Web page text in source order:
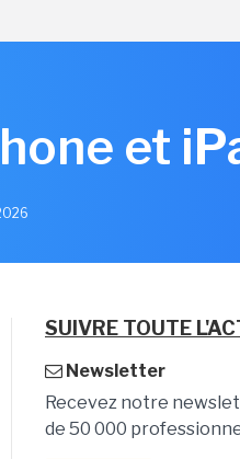
et
SUIVRE TOUTE
Newsletter
Recevez notre
de 50 000